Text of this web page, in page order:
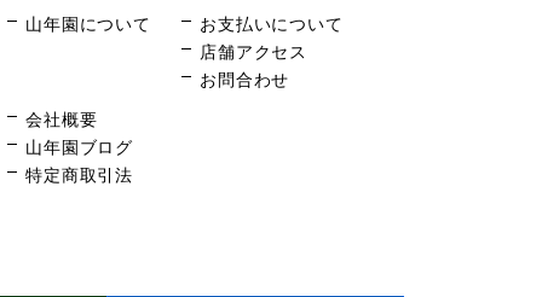
山年園について
お支払いについて
店舗アクセス
お問合わせ
会社概要
山年園ブログ
特定商取引法